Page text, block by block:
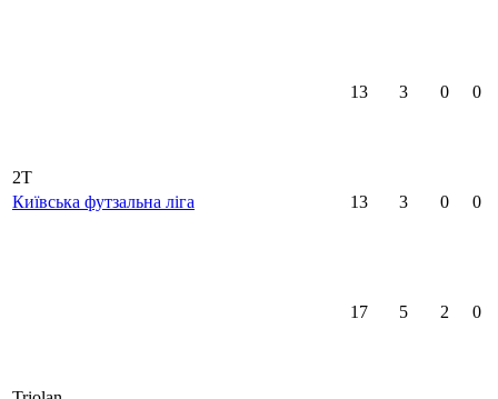
2Т
13 3 0 0
Київська футзальна ліга 13 3 0 0
17 5 2 0